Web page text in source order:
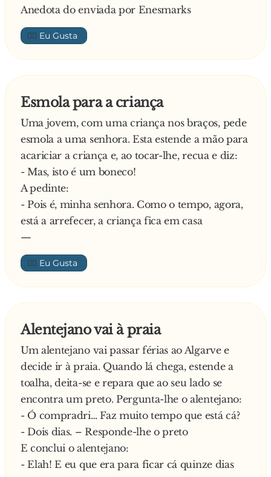
Anedota do enviada por Enesmarks
👍🏼
Esmola para a criança
Uma jovem, com uma criança nos braços, pede
esmola a uma senhora. Esta estende a mão para
acariciar a criança e, ao tocar-lhe, recua e diz:
- Mas, isto é um boneco!
A pedinte:
- Pois é, minha senhora. Como o tempo, agora,
está a arrefecer, a criança fica em casa
—
👍🏼
Alentejano vai à praia
Um alentejano vai passar férias ao Algarve e
decide ir à praia. Quando lá chega, estende a
toalha, deita-se e repara que ao seu lado se
encontra um preto. Pergunta-lhe o alentejano:
- Ó compradri… Faz muito tempo que está cá?
- Dois dias. – Responde-lhe o preto
E conclui o alentejano:
- Elah! E eu que era para ficar cá quinze dias